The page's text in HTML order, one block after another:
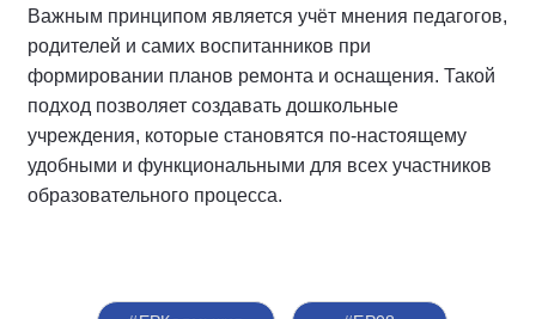
Важным принципом является учёт мнения педагогов,
родителей и самих воспитанников при
формировании планов ремонта и оснащения. Такой
подход позволяет создавать дошкольные
учреждения, которые становятся по-настоящему
удобными и функциональными для всех участников
образовательного процесса.